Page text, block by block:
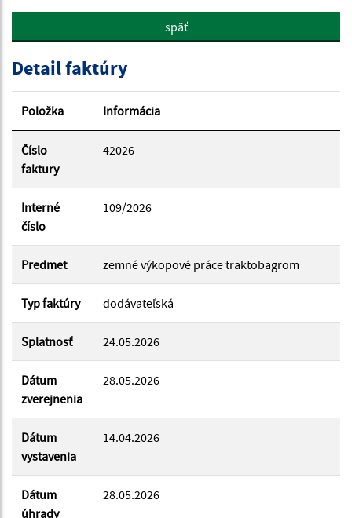
Hľadať v:
Typ dátumu:
Dátum od:
Dátum do:
Suma od:
Suma do:
Filtrovať
späť
Detail faktúry
Položka Informácia
Číslo
faktury
42026
Interné
číslo
109/2026
Predmet zemné výkopové práce traktobagrom
Typ faktúry dodávateľská
Splatnosť 24.05.2026
Dátum
zverejnenia
28.05.2026
Dátum
vystavenia
14.04.2026
Dátum
úhrady
28.05.2026